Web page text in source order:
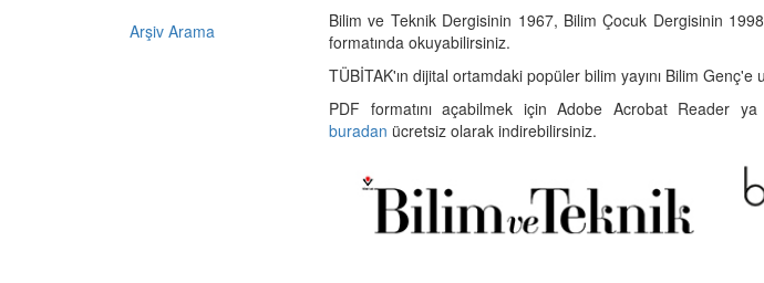
Arşiv Arama
Bilim ve Teknik Dergisinin 1967, Bilim Çocuk Dergisinin
formatında okuyabilirsiniz.
TÜBİTAK'ın dijital ortamdaki popüler bilim yayını Bilim Genç'e
PDF formatını açabilmek için Adobe Acrobat Reader
buradan ücretsiz olarak indirebilirsiniz.